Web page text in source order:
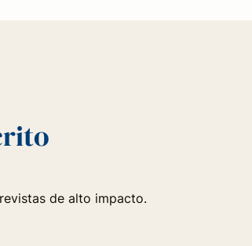
de alto impacto.